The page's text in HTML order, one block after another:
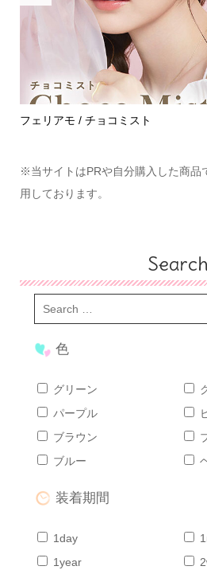
フェリアモ / チョコミスト
※当サイトはPRや自分購入した商品
用しております。
Search
色
グリーン
パープル
ブラウン
ブルー
装着期間
1day
1year